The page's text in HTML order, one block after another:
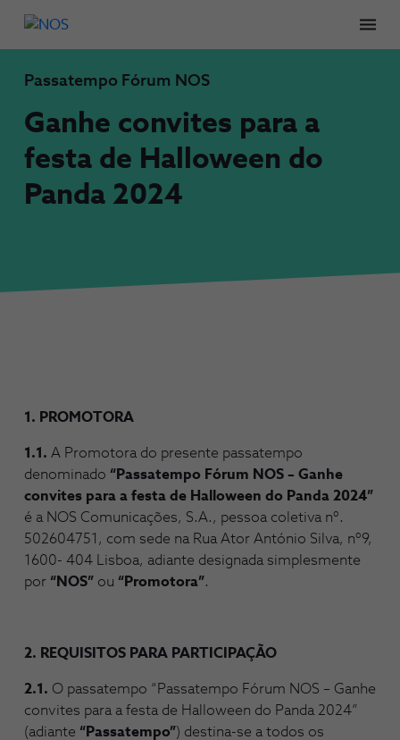
Passatempo Fórum NOS
Ganhe convites para a
festa de Halloween do
Panda 2024
1. PROMOTORA
1.1. A Promotora do presente passatempo
denominado “Passatempo Fórum NOS – Ganhe
convites para a festa de Halloween do Panda 2024”
é a NOS Comunicações, S.A., pessoa coletiva nº.
502604751, com sede na Rua Ator António Silva, nº9,
1600- 404 Lisboa, adiante designada simplesmente
por “NOS” ou “Promotora”.
2. REQUISITOS PARA PARTICIPAÇÃO
2.1. O passatempo “Passatempo Fórum NOS – Ganhe
convites para a festa de Halloween do Panda 2024”
(adiante “Passatempo”) destina-se a todos os